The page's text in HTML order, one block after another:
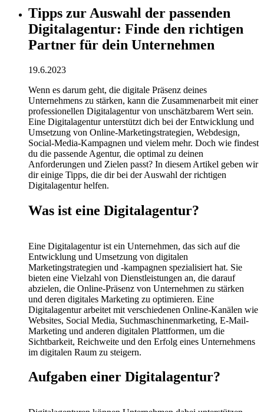
Tipps zur Auswahl der passenden
Digitalagentur: Finde den richtigen
Partner für dein Unternehmen
19.6.2023
Wenn es darum geht, die digitale Präsenz deines
Unternehmens zu stärken, kann die Zusammenarbeit mit einer
professionellen Digitalagentur von unschätzbarem Wert sein.
Eine Digitalagentur unterstützt dich bei der Entwicklung und
Umsetzung von Online-Marketingstrategien, Webdesign,
Social-Media-Kampagnen und vielem mehr. Doch wie findest
du die passende Agentur, die optimal zu deinen
Anforderungen und Zielen passt? In diesem Artikel geben wir
dir einige Tipps, die dir bei der Auswahl der richtigen
Digitalagentur helfen.
Was ist eine Digitalagentur?
Eine Digitalagentur ist ein Unternehmen, das sich auf die
Entwicklung und Umsetzung von digitalen
Marketingstrategien und -kampagnen spezialisiert hat. Sie
bieten eine Vielzahl von Dienstleistungen an, die darauf
abzielen, die Online-Präsenz von Unternehmen zu stärken
und deren digitales Marketing zu optimieren. Eine
Digitalagentur arbeitet mit verschiedenen Online-Kanälen wie
Websites, Social Media, Suchmaschinenmarketing, E-Mail-
Marketing und anderen digitalen Plattformen, um die
Sichtbarkeit, Reichweite und den Erfolg eines Unternehmens
im digitalen Raum zu steigern.
Aufgaben einer Digitalagentur?